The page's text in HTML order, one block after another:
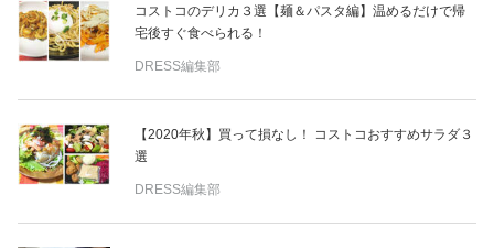
コストコのデリカ３選【麺＆パスタ編】温めるだけで帰
宅後すぐ食べられる！
DRESS編集部
【2020年秋】買って損なし！ コストコおすすめサラダ３
選
DRESS編集部